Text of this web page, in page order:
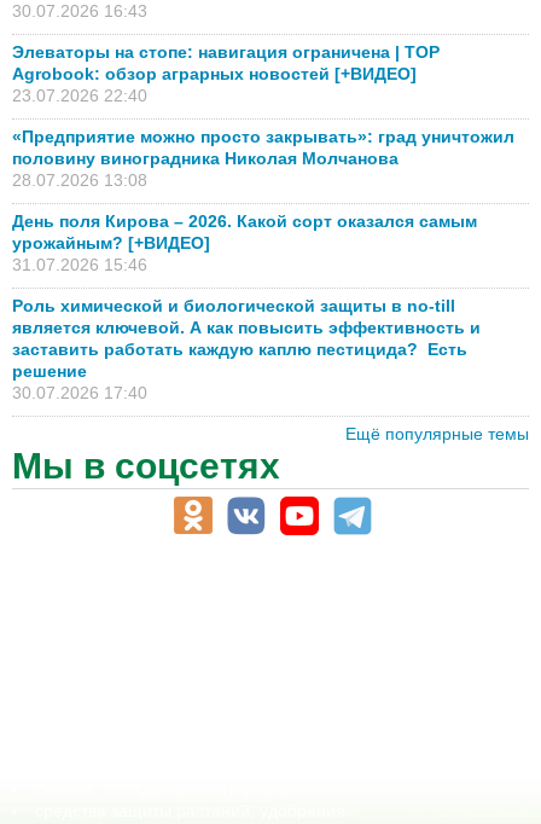
30.07.2026 16:43
Элеваторы на стопе: навигация ограничена | TOP
Agrobook: обзор аграрных новостей [+ВИДЕО]
23.07.2026 22:40
«Предприятие можно просто закрывать»: град уничтожил
половину виноградника Николая Молчанова
28.07.2026 13:08
День поля Кирова – 2026. Какой сорт оказался самым
урожайным? [+ВИДЕО]
31.07.2026 15:46
Роль химической и биологической защиты в no-till
является ключевой. А как повысить эффективность и
заставить работать каждую каплю пестицида? Есть
решение
30.07.2026 17:40
Ещё популярные темы
Мы в соцсетях